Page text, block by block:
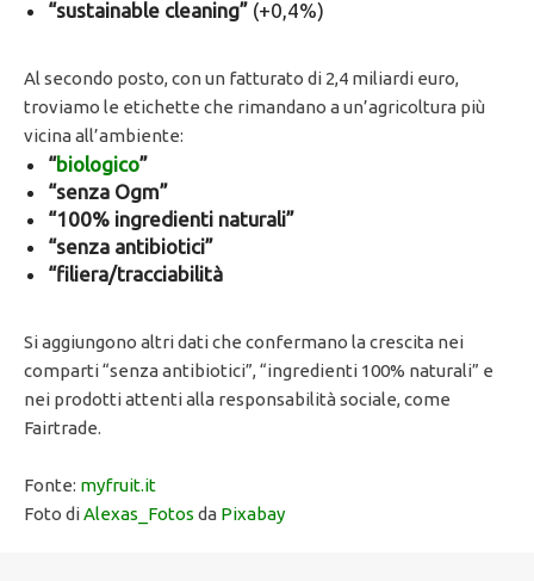
“sustainable cleaning” (+0,4%)
Al secondo posto, con un fatturato di 2,4 miliardi euro,
troviamo le etichette che rimandano a un’agricoltura più
vicina all’ambiente:
“biologico”
“senza Ogm”
“100% ingredienti naturali”
“senza antibiotici”
“filiera/tracciabilità
Si aggiungono altri dati che confermano la crescita nei
comparti “senza antibiotici”, “ingredienti 100% naturali” e
nei prodotti attenti alla responsabilità sociale, come
Fairtrade.
Fonte: myfruit.it
Foto diAlexas_Fotos da Pixabay